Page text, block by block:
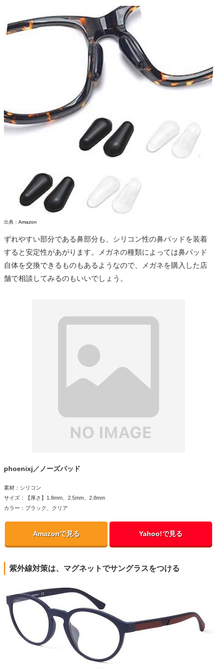
出典： Amazon
ずれやすい部分である鼻部分も、シリコン性の鼻パッドを装着
すると安定性があがります。メガネの種類によっては鼻パッド
自体を交換できるものもあるようなので、メガネを購入した店
舗で相談してみるのもいいでしょう。
phoenixj／ノーズパッド
素材：シリコン
サイズ：【厚さ】1.8mm、2.5mm、2.8mm
カラー：ブラック、クリア
Amazonで見る Yahoo!で見る
紫外線対策は、マグネットでサングラスをつける